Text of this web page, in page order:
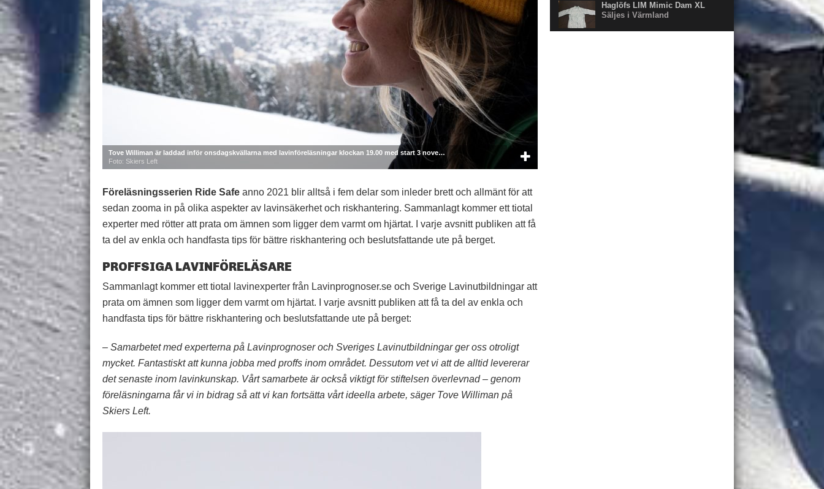
Tove Williman är laddad inför onsdagskvällarna med lavinföreläsningar klockan 19.00 med start 3 nove…
Foto: Skiers Left
Föreläsningsserien Ride Safe anno 2021 blir alltså i fem delar som inleder brett och allmänt för att
sedan zooma in på olika aspekter av lavinsäkerhet och riskhantering. Sammanlagt kommer ett tiotal
experter med rötter att prata om ämnen som ligger dem varmt om hjärtat. I varje avsnitt publiken att få
ta del av enkla och handfasta tips för bättre riskhantering och beslutsfattande ute på berget.
PROFFSIGA LAVINFÖRELÄSARE
Sammanlagt kommer ett tiotal lavinexperter från Lavinprognoser.se och Sverige Lavinutbildningar att
prata om ämnen som ligger dem varmt om hjärtat. I varje avsnitt publiken att få ta del av enkla och
handfasta tips för bättre riskhantering och beslutsfattande ute på berget:
– Samarbetet med experterna på Lavinprognoser och Sveriges Lavinutbildningar ger oss otroligt
mycket. Fantastiskt att kunna jobba med proffs inom området. Dessutom vet vi att de alltid levererar
det senaste inom lavinkunskap. Vårt samarbete är också viktigt för stiftelsen överlevnad – genom
föreläsningarna får vi in bidrag så att vi kan fortsätta vårt ideella arbete, säger Tove Williman på
Skiers Left.
Haglöfs LIM Mimic Dam XL
Säljes i Värmland